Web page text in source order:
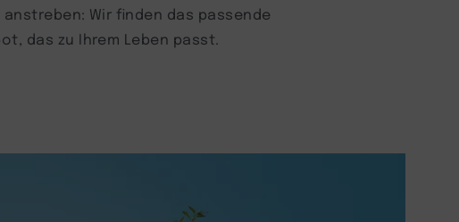
Wir finden das passende
das zu Ihrem Leben passt.